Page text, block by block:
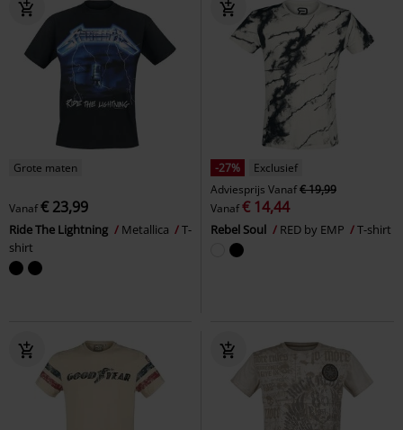
Grote maten
Vanaf€ 23,99
Ride The Lightning Metallica
T-
shirt
-27%
Exclusief
Adviesprijs Vanaf€ 19,99
Vanaf€ 14,44
Rebel Soul RED by EMP T-shirt